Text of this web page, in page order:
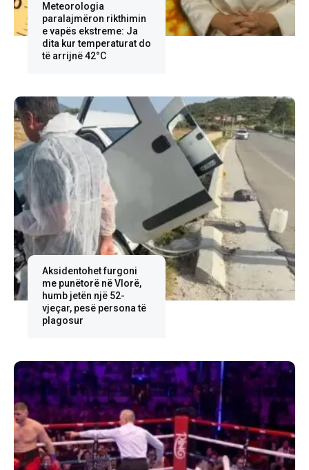
Meteorologia
paralajmëron rikthimin
e vapës ekstreme: Ja
dita kur temperaturat do
të arrijnë 42°C
Aksidentohet furgoni
me punëtorë në Vlorë,
humb jetën një 52-
vjeçar, pesë persona të
plagosur